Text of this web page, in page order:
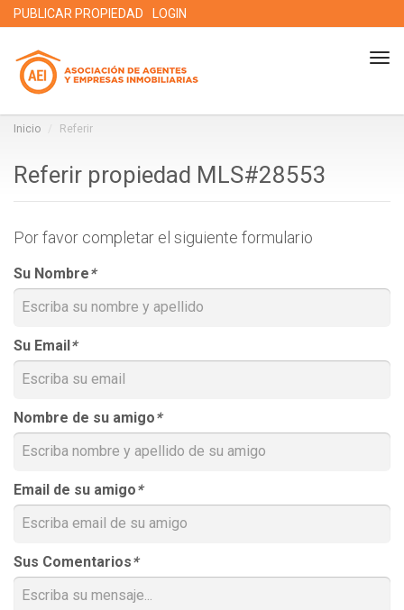
PUBLICAR PROPIEDAD LOGIN
Inicio Referir
Referir propiedad MLS#28553
Por favor completar el siguiente formulario
Su Nombre*
Su Email*
Nombre de su amigo*
Email de su amigo*
Sus Comentarios*